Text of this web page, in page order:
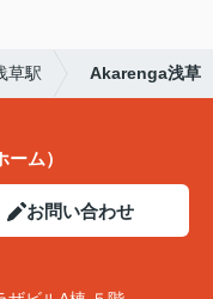
草駅 Akarenga浅草
ム）
お問い合わせ